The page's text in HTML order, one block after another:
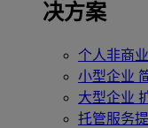
决方案
个人非商
小型企业
大型企业
托管服务